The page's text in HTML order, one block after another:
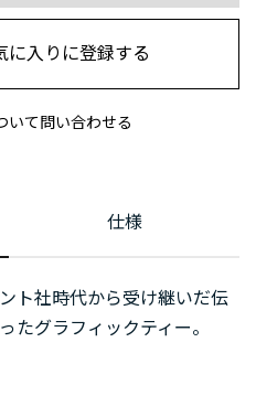
いて問い合わせる
に入りに登録する
仕様
ト社時代から受け継いだ伝
たグラフィックティー。